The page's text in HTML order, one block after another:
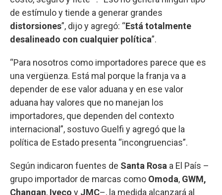
de estímulo y tiende a generar grandes
distorsiones”, dijo y agregó: “Está totalmente
desalineado con cualquier política”.
“Para nosotros como importadores parece que es
una vergüenza. Está mal porque la franja va a
depender de ese valor aduana y en ese valor
aduana hay valores que no manejan los
importadores, que dependen del contexto
internacional”, sostuvo Guelfi y agregó que la
política de Estado presenta “incongruencias”.
Según indicaron fuentes de Santa Rosa a El País –
grupo importador de marcas como Omoda, GWM,
Changan, Iveco y JMC–, la medida alcanzará al